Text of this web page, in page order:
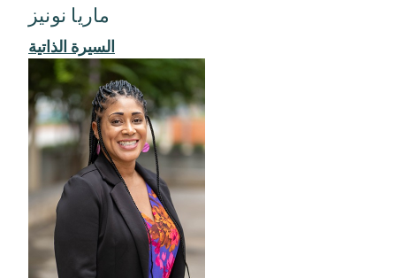
ماريا نونيز
السيرة الذاتية